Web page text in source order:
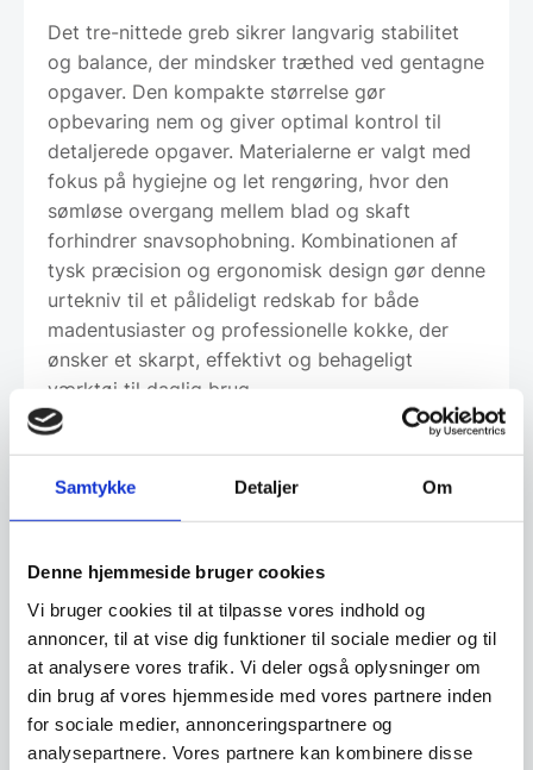
Samtykke Detaljer Om
Denne hjemmeside bruger cookies
Vi bruger cookies til at tilpasse vores indhold og
annoncer, til at vise dig funktioner til sociale medier og til
at analysere vores trafik. Vi deler også oplysninger om
din brug af vores hjemmeside med vores partnere inden
for sociale medier, annonceringspartnere og
analysepartnere. Vores partnere kan kombinere disse
Det tre-nittede greb sikrer langvarig stabilitet
og balance, der mindsker træthed ved gentagne
opgaver. Den kompakte størrelse gør
opbevaring nem og giver optimal kontrol til
detaljerede opgaver. Materialerne er valgt med
fokus på hygiejne og let rengøring, hvor den
sømløse overgang mellem blad og skaft
forhindrer snavsophobning. Kombinationen af
tysk præcision og ergonomisk design gør denne
urtekniv til et pålideligt redskab for både
madentusiaster og professionelle kokke, der
ønsker et skarpt, effektivt og behageligt
værktøj til daglig brug.
Om koncernen & god kvalitet
Har du spørgsmål til varen? Klik her
Vi prismatcher - Klik her